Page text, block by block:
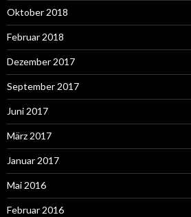
Oktober 2018
Februar 2018
Dezember 2017
September 2017
Juni 2017
März 2017
Januar 2017
Mai 2016
Februar 2016